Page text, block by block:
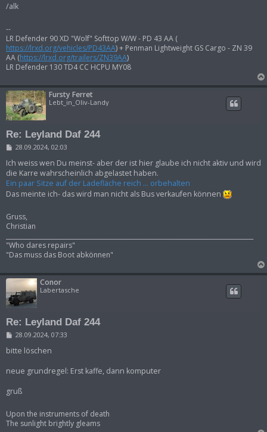
/alk
--
LR Defender 90 XD "Wolf" Softtop W/W - PD 43 AA (
https://lrxd.org/vehicles/PD43AA) + Penman Lightweight GS Cargo - ZN 39
AA (https://lrxd.org/trailers/ZN39AA)
LR Defender 130 TD4 CC HCPU MY08
Fursty Ferret
Lebt_in_Oliv-Landy
Re: Leyland Daf 244
B
i
t
r
a
g
28.09.2024, 02:03
Ich weiss wen Du meinst- aber der ist hier glaube ich nicht aktiv und wird
die Karre wahrscheinlich abgelastet haben.
Ein paar Sitze auf der Ladefläche reich ... orbehalten
Das meinte ich- das wird man nicht als Bus verkaufen können
Gruss,
Christian
"Who dares repairs"
"Das muss das Boot abkönnen"
Conor
Labertasche
Re: Leyland Daf 244
B
i
a
28.09.2024, 07:33
bitte löschen
neue grundregel: Erst kaffe, dann komputer
gruß
Upon the instruments of death
The sunlight brightly gleams